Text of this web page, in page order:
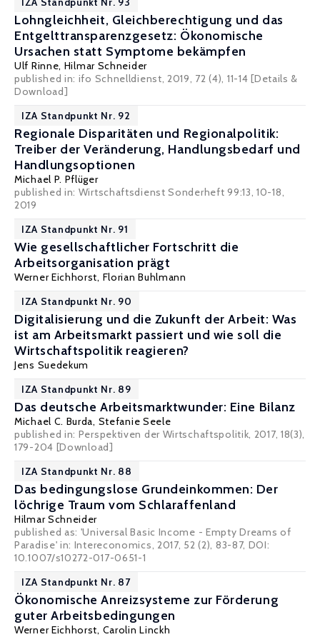
Lohngleichheit, Gleichberechtigung und das
Entgelttransparenzgesetz: Ökonomische
Ursachen statt Symptome bekämpfen
Ulf Rinne, Hilmar Schneider
published in: ifo Schnelldienst, 2019, 72 (4), 11-14[Details &
Download]
IZA Standpunkt Nr. 92
Regionale Disparitäten und Regionalpolitik:
Treiber der Veränderung, Handlungsbedarf und
Handlungsoptionen
Michael P. Pflüger
published in: Wirtschaftsdienst Sonderheft 99:13, 10-18,
2019
IZA Standpunkt Nr. 91
Wie gesellschaftlicher Fortschritt die
Arbeitsorganisation prägt
Werner Eichhorst, Florian Buhlmann
IZA Standpunkt Nr. 90
Digitalisierung und die Zukunft der Arbeit: Was
ist am Arbeitsmarkt passiert und wie soll die
Wirtschaftspolitik reagieren?
Jens Suedekum
IZA Standpunkt Nr. 89
Das deutsche Arbeitsmarktwunder: Eine Bilanz
Michael C. Burda, Stefanie Seele
published in: Perspektiven der Wirtschaftspolitik, 2017, 18(3),
179-204 [Download]
IZA Standpunkt Nr. 88
Das bedingungslose Grundeinkommen: Der
löchrige Traum vom Schlaraffenland
Hilmar Schneider
published as: 'Universal Basic Income - Empty Dreams of
Paradise' in: Intereconomics, 2017, 52 (2), 83-87, DOI:
10.1007/s10272-017-0651-1
IZA Standpunkt Nr. 87
Ökonomische Anreizsysteme zur Förderung
guter Arbeitsbedingungen
Werner Eichhorst, Carolin Linckh